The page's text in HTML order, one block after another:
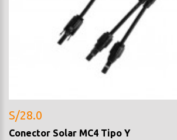
S/28.0
Conector Solar MC4 Tipo Y